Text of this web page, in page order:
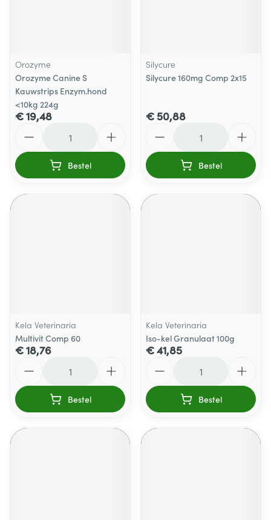
Orozyme
Orozyme Canine S
Kauwstrips Enzym.hond
<10kg 224g
€ 19,48
Bestel
Silycure
Silycure 160mg Comp 2x15
€ 50,88
Bestel
Kela Veterinaria
Multivit Comp 60
€ 18,76
Bestel
Kela Veterinaria
Iso-kel Granulaat 100g
€ 41,85
Bestel